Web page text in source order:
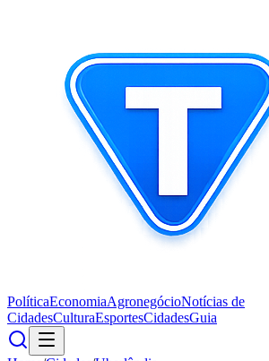
PolíticaEconomiaAgronegócioNotícias de
CidadesCulturaEsportesCidadesGuia